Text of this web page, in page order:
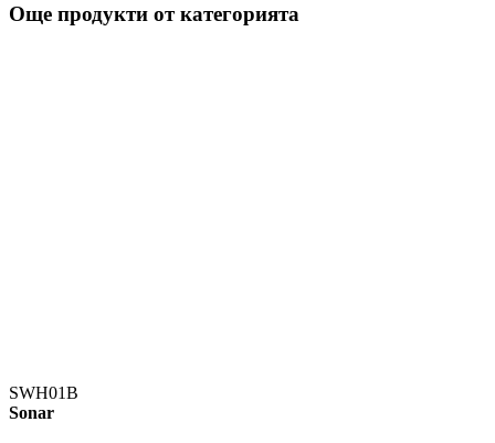
Още продукти от категорията
SWH01B
Sonar